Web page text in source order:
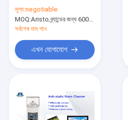
মূল্য:negotiable
MOQ:Aristo ব্র্যান্ডের জন্য 6000pcs, গ্রাহকের ব্র্যান্ডের জন্য 15000pcs
সর্বশেষ দাম পান
এখন যোগাযোগ